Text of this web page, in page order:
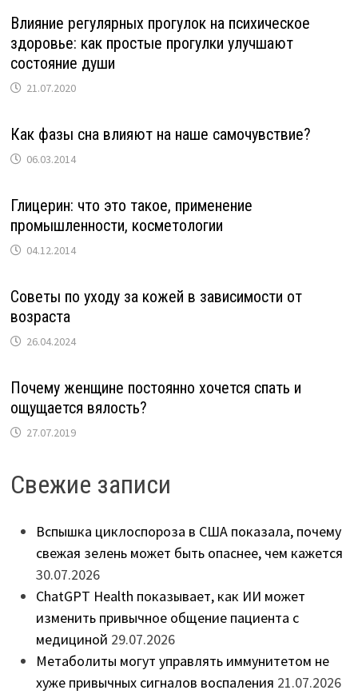
Влияние регулярных прогулок на психическое
здоровье: как простые прогулки улучшают
состояние души
21.07.2020
Как фазы сна влияют на наше самочувствие?
06.03.2014
Глицерин: что это такое, применение
промышленности, косметологии
04.12.2014
Советы по уходу за кожей в зависимости от
возраста
26.04.2024
Почему женщине постоянно хочется спать и
ощущается вялость?
27.07.2019
Свежие записи
Вспышка циклоспороза в США показала, почему
свежая зелень может быть опаснее, чем кажется
30.07.2026
ChatGPT Health показывает, как ИИ может
изменить привычное общение пациента с
медициной 29.07.2026
Метаболиты могут управлять иммунитетом не
хуже привычных сигналов воспаления 21.07.2026